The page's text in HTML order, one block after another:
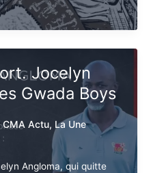
Jocelyn
Gwada
CMA Actu ,